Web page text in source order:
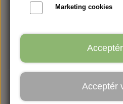
Sun Powder Duo
Case
Marketing cookies
Acceptér